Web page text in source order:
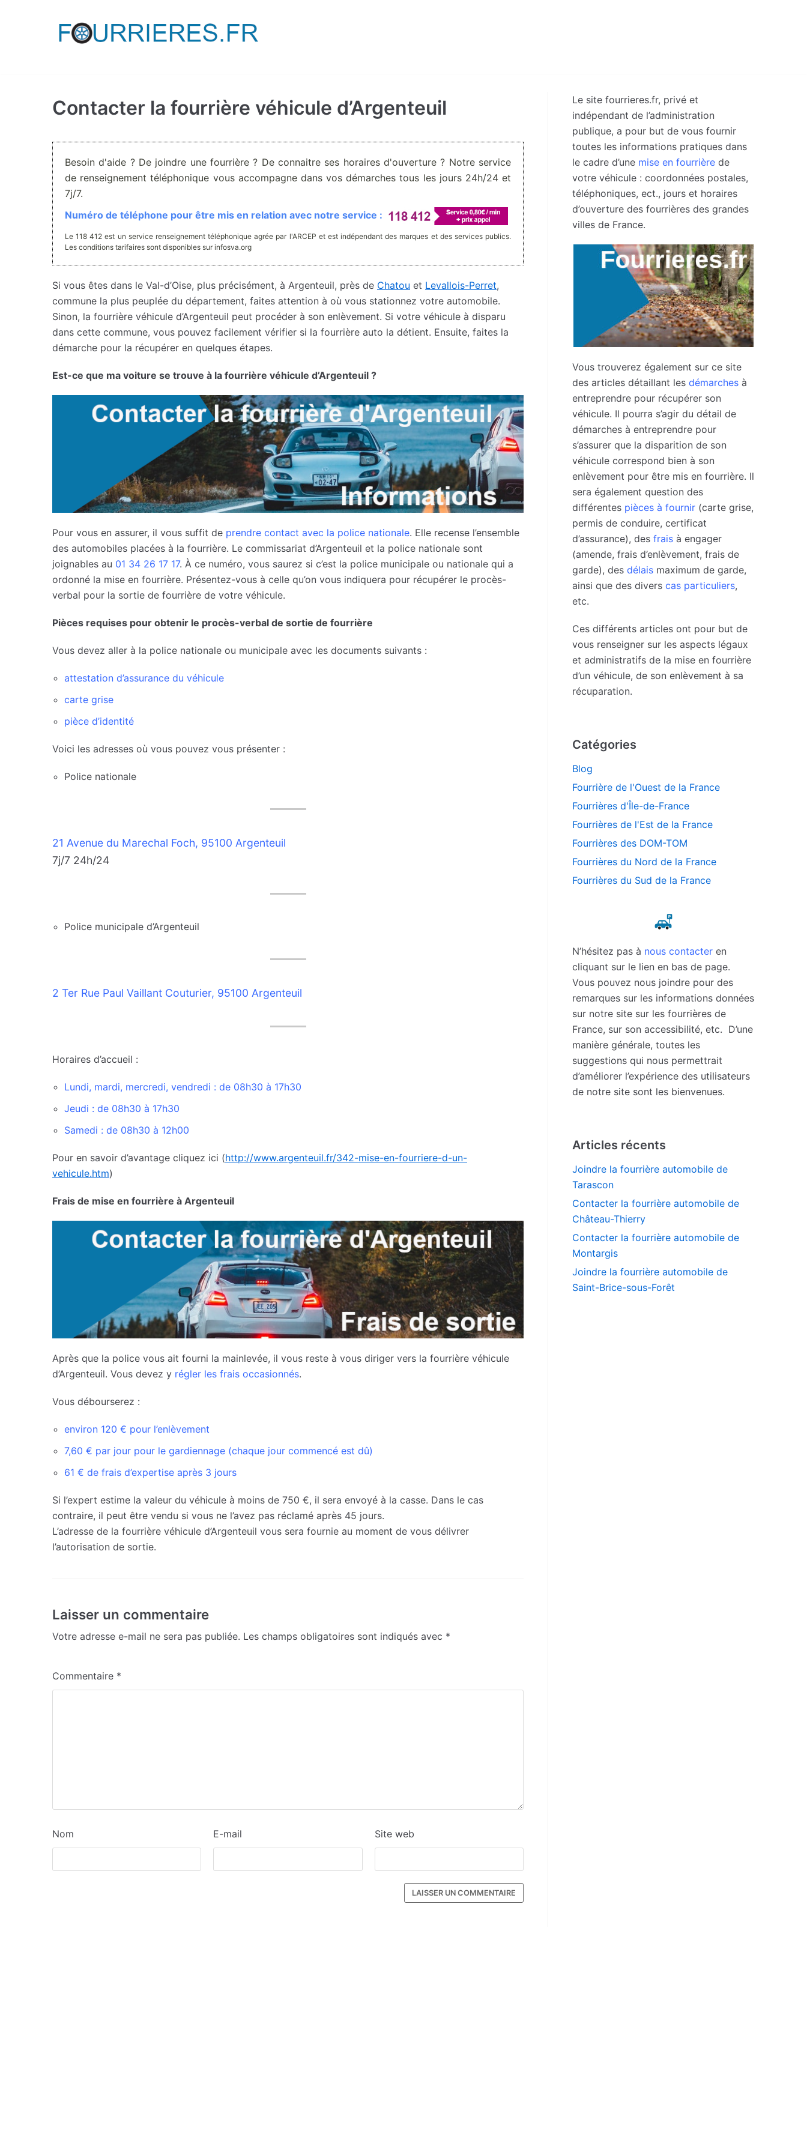
Contacter la fourrière véhicule d’Argenteuil
Besoin d'aide ? De joindre une fourrière ? De connaitre ses horaires d'ouverture ? Notre service
de renseignement téléphonique vous accompagne dans vos démarches tous les jours 24h/24 et
7j/7.
Numéro de téléphone pour être mis en relation avec notre service :
Le 118 412 est un service renseignement téléphonique agrée par l'ARCEP et est indépendant des marques et des services publics.
Les conditions tarifaires sont disponibles sur infosva.org
Si vous êtes dans le Val-d’Oise, plus précisément, à Argenteuil, près de Chatou et Levallois-Perret,
commune la plus peuplée du département, faites attention à où vous stationnez votre automobile.
Sinon, la fourrière véhicule d’Argenteuil peut procéder à son enlèvement. Si votre véhicule à disparu
dans cette commune, vous pouvez facilement vérifier si la fourrière auto la détient. Ensuite, faites la
démarche pour la récupérer en quelques étapes.
Est-ce que ma voiture se trouve à la fourrière véhicule d’Argenteuil ?
Pour vous en assurer, il vous suffit de prendre contact avec la police nationale. Elle recense l’ensemble
des automobiles placées à la fourrière. Le commissariat d’Argenteuil et la police nationale sont
joignables au 01 34 26 17 17. À ce numéro, vous saurez si c’est la police municipale ou nationale qui a
ordonné la mise en fourrière. Présentez-vous à celle qu’on vous indiquera pour récupérer le procès-
verbal pour la sortie de fourrière de votre véhicule.
Pièces requises pour obtenir le procès-verbal de sortie de fourrière
Vous devez aller à la police nationale ou municipale avec les documents suivants :
attestation d’assurance du véhicule
carte grise
pièce d’identité
Voici les adresses où vous pouvez vous présenter :
Police nationale
21 Avenue du Marechal Foch, 95100 Argenteuil
7j/7 24h/24
Police municipale d’Argenteuil
2 Ter Rue Paul Vaillant Couturier, 95100 Argenteuil
Horaires d’accueil :
Lundi, mardi, mercredi, vendredi : de 08h30 à 17h30
Jeudi : de 08h30 à 17h30
Samedi : de 08h30 à 12h00
Pour en savoir d’avantage cliquez ici (http://www.argenteuil.fr/342-mise-en-fourriere-d-un-
vehicule.htm)
Frais de mise en fourrière à Argenteuil
Après que la police vous ait fourni la mainlevée, il vous reste à vous diriger vers la fourrière véhicule
d’Argenteuil. Vous devez y régler les frais occasionnés.
Vous débourserez :
environ 120 € pour l’enlèvement
7,60 € par jour pour le gardiennage (chaque jour commencé est dû)
61 € de frais d’expertise après 3 jours
Si l’expert estime la valeur du véhicule à moins de 750 €, il sera envoyé à la casse. Dans le cas
contraire, il peut être vendu si vous ne l’avez pas réclamé après 45 jours.
L’adresse de la fourrière véhicule d’Argenteuil vous sera fournie au moment de vous délivrer
l’autorisation de sortie.
Laisser un commentaire
Votre adresse e-mail ne sera pas publiée. Les champs obligatoires sont indiqués avec *
Commentaire *
Nom E-mail Site web
Le site fourrieres.fr, privé et
indépendant de l’administration
publique, a pour but de vous fournir
toutes les informations pratiques dans
le cadre d’une mise en fourrière de
votre véhicule : coordonnées postales,
téléphoniques, ect., jours et horaires
d’ouverture des fourrières des grandes
villes de France.
Vous trouverez également sur ce site
des articles détaillant les démarches à
entreprendre pour récupérer son
véhicule. Il pourra s’agir du détail de
démarches à entreprendre pour
s’assurer que la disparition de son
véhicule correspond bien à son
enlèvement pour être mis en fourrière. Il
sera également question des
différentes pièces à fournir (carte grise,
permis de conduire, certificat
d’assurance), des frais à engager
(amende, frais d’enlèvement, frais de
garde), des délais maximum de garde,
ainsi que des divers cas particuliers,
etc.
Ces différents articles ont pour but de
vous renseigner sur les aspects légaux
et administratifs de la mise en fourrière
d’un véhicule, de son enlèvement à sa
récuparation.
Catégories
Blog
Fourrière de l'Ouest de la France
Fourrières d'Île-de-France
Fourrières de l'Est de la France
Fourrières des DOM-TOM
Fourrières du Nord de la France
Fourrières du Sud de la France
N’hésitez pas à nous contacter en
cliquant sur le lien en bas de page.
Vous pouvez nous joindre pour des
remarques sur les informations données
sur notre site sur les fourrières de
France, sur son accessibilité, etc. D’une
manière générale, toutes les
suggestions qui nous permettrait
d’améliorer l’expérience des utilisateurs
de notre site sont les bienvenues.
Articles récents
Joindre la fourrière automobile de
Tarascon
Contacter la fourrière automobile de
Château-Thierry
Contacter la fourrière automobile de
Montargis
Joindre la fourrière automobile de
Saint-Brice-sous-Forêt